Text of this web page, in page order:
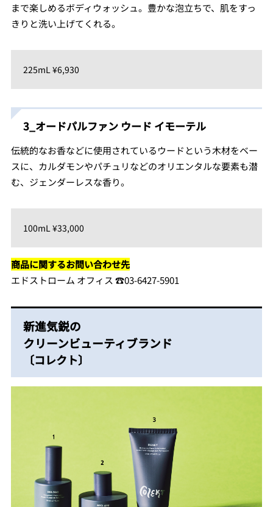
まで楽しめるボディウォッシュ。豊かな泡立ちで、肌をすっ
きりと洗い上げてくれる。
225mL ¥6,930
3_オードパルファン ウード イモーテル
伝統的なお香などに使用されているウードという木材をベー
スに、カルダモンやパチュリなどのオリエンタルな要素も潜
む、ジェンダーレスな香り。
100mL ¥33,000
商品に関するお問い合わせ先
エドストローム オフィス ☎︎03-6427-5901
新進気鋭の
クリーンビューティブランド
〔コレクト〕